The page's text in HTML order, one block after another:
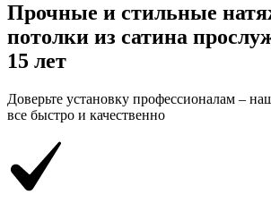
Прочные и стильные
потолки из сатина
15 лет
Доверьте установку профессионалам –
все быстро и качественно